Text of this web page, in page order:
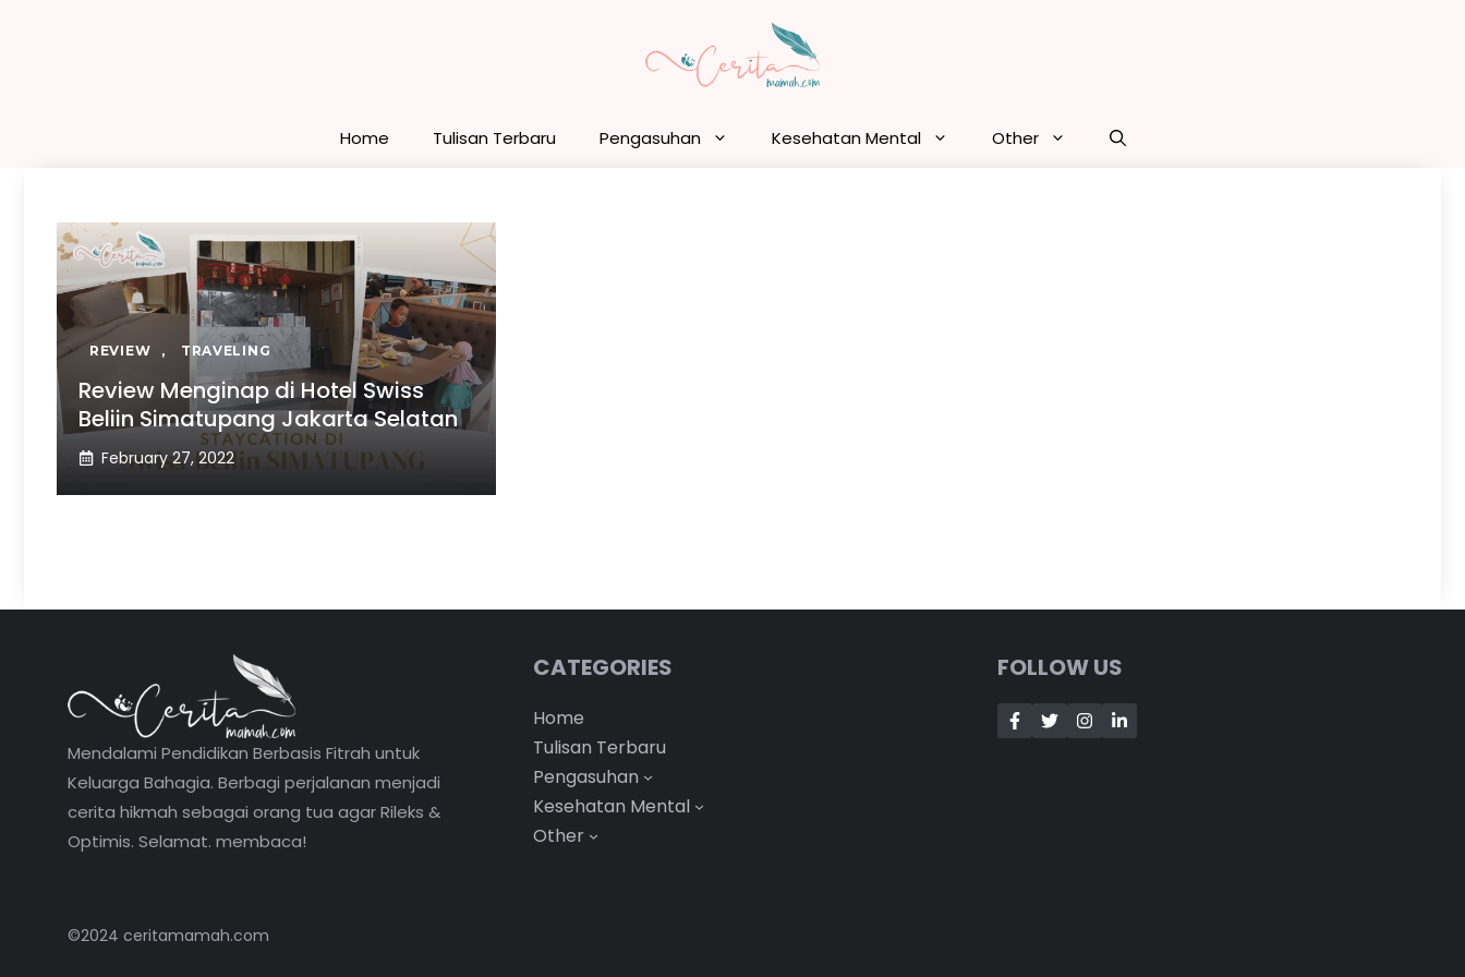
Home Tulisan Terbaru Pengasuhan Kesehatan Mental Other
REVIEW , TRAVELING
Review Menginap di Hotel Swiss
Beliin Simatupang Jakarta Selatan
February 27, 2022
Mendalami Pendidikan Berbasis Fitrah untuk
Keluarga Bahagia. Berbagi perjalanan menjadi
cerita hikmah sebagai orang tua agar Rileks &
Optimis. Selamat. membaca!
CATEGORIES
Home
Tulisan Terbaru
Pengasuhan
Kesehatan Mental
Other
FOLLOW US
©2024 ceritamamah.com